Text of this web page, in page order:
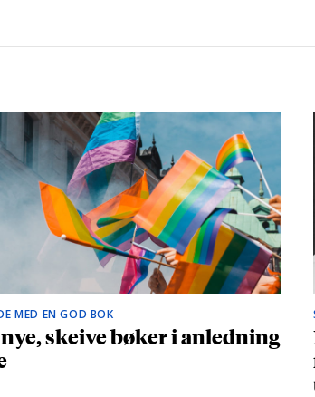
MED EN GOD BOK
skeive bøker i anledning